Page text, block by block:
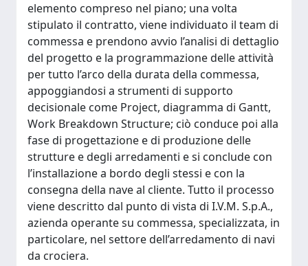
elemento compreso nel piano; una volta
stipulato il contratto, viene individuato il team di
commessa e prendono avvio l’analisi di dettaglio
del progetto e la programmazione delle attività
per tutto l’arco della durata della commessa,
appoggiandosi a strumenti di supporto
decisionale come Project, diagramma di Gantt,
Work Breakdown Structure; ciò conduce poi alla
fase di progettazione e di produzione delle
strutture e degli arredamenti e si conclude con
l’installazione a bordo degli stessi e con la
consegna della nave al cliente. Tutto il processo
viene descritto dal punto di vista di I.V.M. S.p.A.,
azienda operante su commessa, specializzata, in
particolare, nel settore dell’arredamento di navi
da crociera.